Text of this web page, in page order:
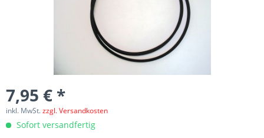
7,95 € *
inkl. MwSt.zzgl. Versandkosten
Sofort versandfertig